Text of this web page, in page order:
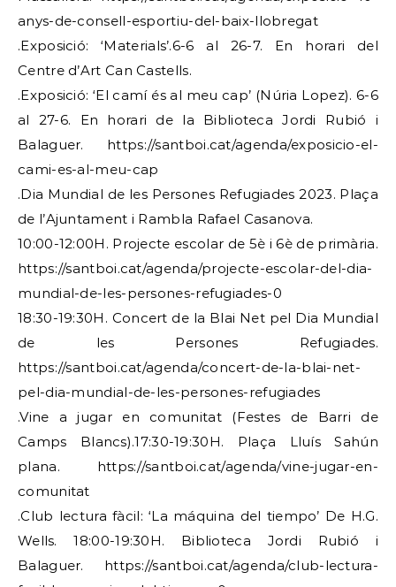
anys-de-consell-esportiu-del-baix-llobregat
.Exposició: ‘Materials’.6-6 al 26-7. En horari del
Centre d’Art Can Castells.
.Exposició: ‘El camí és al meu cap’ (Núria Lopez). 6-6
al 27-6. En horari de la Biblioteca Jordi Rubió i
Balaguer. https://santboi.cat/agenda/exposicio-el-
cami-es-al-meu-cap
.Dia Mundial de les Persones Refugiades 2023. Plaça
de l’Ajuntament i Rambla Rafael Casanova.
10:00-12:00H. Projecte escolar de 5è i 6è de primària.
https://santboi.cat/agenda/projecte-escolar-del-dia-
mundial-de-les-persones-refugiades-0
18:30-19:30H. Concert de la Blai Net pel Dia Mundial
de les Persones Refugiades.
https://santboi.cat/agenda/concert-de-la-blai-net-
pel-dia-mundial-de-les-persones-refugiades
.Vine a jugar en comunitat (Festes de Barri de
Camps Blancs).17:30-19:30H. Plaça Lluís Sahún
plana. https://santboi.cat/agenda/vine-jugar-en-
comunitat
.Club lectura fàcil: ‘La máquina del tiempo’ De H.G.
Wells. 18:00-19:30H. Biblioteca Jordi Rubió i
Balaguer. https://santboi.cat/agenda/club-lectura-